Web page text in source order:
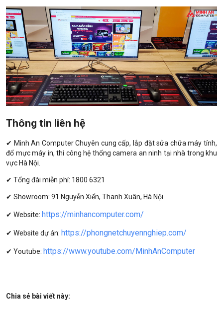
Thông tin liên hệ
✔ Minh An Computer Chuyên cung cấp, lắp đặt sửa chữa máy tính,
đổ mực máy in, thi công hệ thống camera an ninh tại nhà trong khu
vực Hà Nội.
✔ Tổng đài miễn phí: 1800 6321
✔ Showroom: 91 Nguyễn Xiển, Thanh Xuân, Hà Nội
✔ Website: https://minhancomputer.com/
✔ Website dự án: https://phongnetchuyennghiep.com/
✔ Youtube: https://www.youtube.com/MinhAnComputer
Chia sẻ bài viết này: